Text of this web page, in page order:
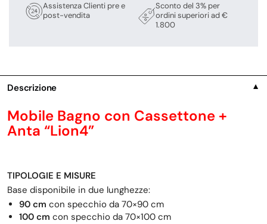
Assistenza Clienti pre e
post-vendita
Sconto del 3% per
ordini superiori ad €
1.800
Descrizione ▼
Mobile Bagno con Cassettone +
Anta “Lion4”
TIPOLOGIE E MISURE
Base disponibile in due lunghezze:
90 cm con specchio da 70×90 cm
100 cm con specchio da 70×100 cm